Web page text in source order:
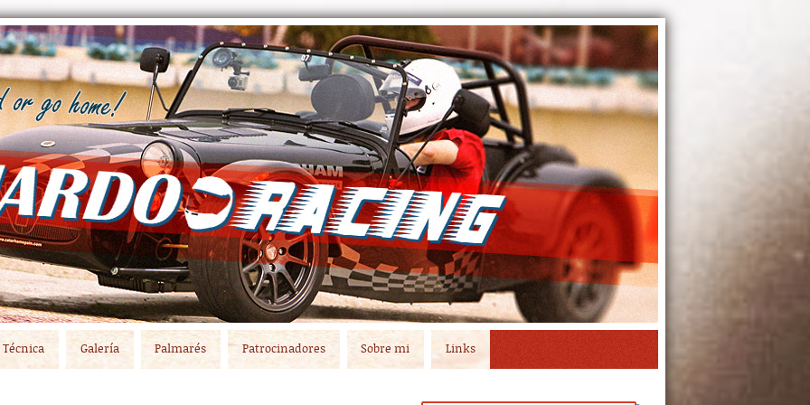
Técnica Galería Palmarés Patrocinadores Sobre mi Links